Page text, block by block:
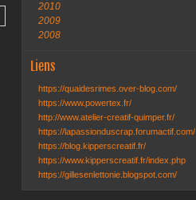
2010
2009
2008
Liens
https://quaidesrimes.over-blog.com/
https://www.powertex.fr/
http://www.atelier-creatif-quimper.fr/
https://lapassionduscrap.forumactif.com/
https://blog.kipperscreatif.fr/
https://www.kipperscreatif.fr/index.php
https://gillesenlettonie.blogspot.com/